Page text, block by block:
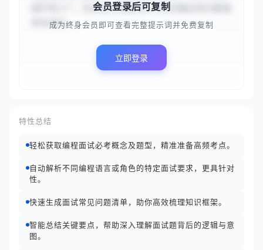
端开发}}”，生成该领域面试中常见的概念性问题或
典型编码...
会员登录后可复制
成为终身会员即可查看完整提示词并免费复制
立即登录
特性总结
轻松获取编程面试必考概念及题型，精准准备高频考点。
自动解析不同编程语言或角色的特定面试要求，更具针对
性。
快速生成面试常见问题清单，助你高效梳理知识框架。
智能总结关键要点，帮助深入理解面试题背后的逻辑与意
图。